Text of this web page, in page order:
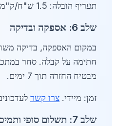
תעריף הובלה: 1.5 ש"ח/ק"מ. זמן: 1-2 ימים.
שלב 6: אספקה ובדיקה
במקום האספקה, בדיקה
חתימה על קבלה. סחר
מבטיח החזרה תוך 7 ימים.
זמן: מיידי. צרו קשר
שלב 7: תשלום סופי ותמיכה